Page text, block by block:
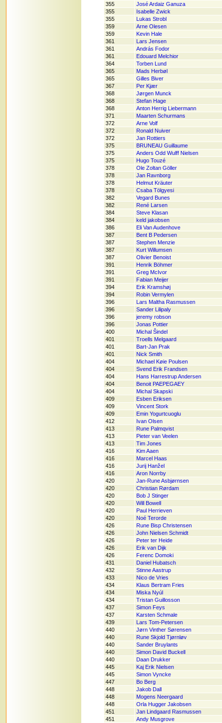
355
José Ardaiz Ganuza
355
Isabelle Zwick
355
Lukas Strobl
359
Arne Olesen
359
Kevin Hale
361
Lars Jensen
361
András Fodor
361
Edouard Melchior
364
Torben Lund
365
Mads Herbøl
365
Gilles Biver
367
Per Kjær
368
Jørgen Munck
368
Stefan Hage
368
Anton Herrig Liebermann
371
Maarten Schurmans
372
Arne Volf
372
Ronald Nuiver
372
Jan Rottiers
375
BRUNEAU Guillaume
375
Anders Odd Wulff Nielsen
375
Hugo Touzé
378
Ole Zoltan Göller
378
Jan Ravnborg
378
Helmut Kräuter
378
Csaba Tölgyesi
382
Vegard Bunes
382
René Larsen
384
Steve Klasan
384
keld jakobsen
386
Eli Van Audenhove
387
Bent B Pedersen
387
Stephen Menzie
387
Kurt Willumsen
387
Olivier Benoist
391
Henrik Böhmer
391
Greg McIvor
391
Fabian Meijer
394
Erik Kramshøj
394
Robin Vermylen
396
Lars Maltha Rasmussen
396
Sander Lilipaly
396
jeremy robson
396
Jonas Pottier
400
Michal Šindel
401
Troells Melgaard
401
Bart-Jan Prak
401
Nick Smith
404
Michael Køie Poulsen
404
Svend Erik Frandsen
404
Hans Harrestrup Andersen
404
Benoit PAEPEGAEY
404
Michal Skapski
409
Esben Eriksen
409
Vincent Stork
409
Emin Yogurtcuoglu
412
Ivan Olsen
413
Rune Palmqvist
413
Pieter van Veelen
413
Tim Jones
416
Kim Aaen
416
Marcel Haas
416
Jurij Hanžel
416
Aron Norrby
420
Jan-Rune Asbjørnsen
420
Christian Rørdam
420
Bob J Stinger
420
Will Bowell
420
Paul Herrieven
420
Noé Terorde
426
Rune Bisp Christensen
426
John Nielsen Schmidt
426
Peter ter Heide
426
Erik van Dijk
426
Ferenc Domoki
431
Daniel Hubatsch
432
Stinne Aastrup
433
Nico de Vries
434
Klaus Bertram Fries
434
Miska Nyúl
434
Tristan Guillosson
437
Simon Feys
437
Karsten Schmale
439
Lars Tom-Petersen
440
Jørn Vinther Sørensen
440
Rune Skjold Tjørnløv
440
Sander Bruylants
440
Simon David Buckell
440
Daan Drukker
445
Kaj Erik Nielsen
445
Simon Vyncke
447
Bo Berg
448
Jakob Dall
448
Mogens Neergaard
448
Orla Hugger Jakobsen
451
Jan Lindgaard Rasmussen
451
Andy Musgrove